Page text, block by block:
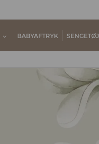
BABYAFTRYK SENGETØJ